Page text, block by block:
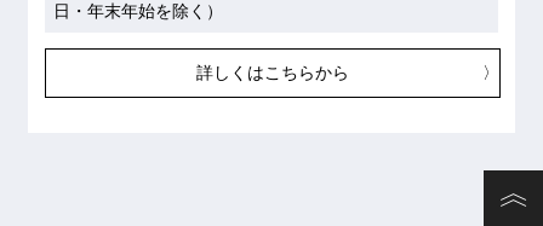
日・年末年始を除く）
詳しくはこちらから